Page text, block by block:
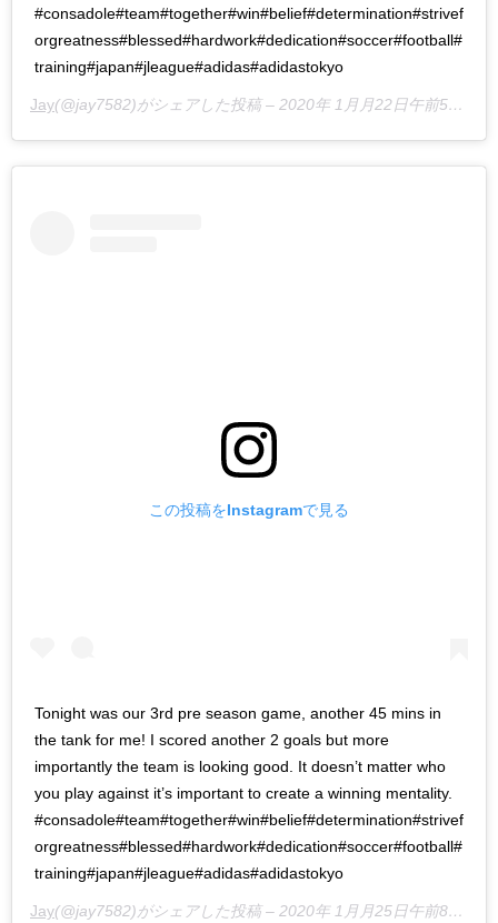
#consadole#team#together#win#belief#determination#strivef
orgreatness#blessed#hardwork#dedication#soccer#football#
training#japan#jleague#adidas#adidastokyo
Jay(@jay7582)がシェアした投稿 – 2020年 1月月22日午前5時27分PST
この投稿をInstagramで見る
Tonight was our 3rd pre season game, another 45 mins in
the tank for me! I scored another 2 goals but more
importantly the team is looking good. It doesn’t matter who
you play against it’s important to create a winning mentality.
#consadole#team#together#win#belief#determination#strivef
orgreatness#blessed#hardwork#dedication#soccer#football#
training#japan#jleague#adidas#adidastokyo
Jay(@jay7582)がシェアした投稿 – 2020年 1月月25日午前8時21分PST